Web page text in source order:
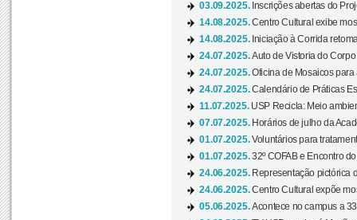
03.09.2025. Inscrições abertas do
14.08.2025.Centro Cultural exibe
14.08.2025. Iniciação à Corrida
24.07.2025.Auto de Vistoria do
24.07.2025.Oficina de Mosaicos
24.07.2025.Calendário de Práticas
11.07.2025. USP Recicla: Meio
07.07.2025. Horários de julho da
01.07.2025.Voluntários para
01.07.2025.32º COFAB e Encontro
24.06.2025. Representação pictórica
24.06.2025.Centro Cultural expõe
05.06.2025.Acontece no campus a